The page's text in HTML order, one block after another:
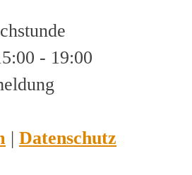
- 19:00
| Datenschutz